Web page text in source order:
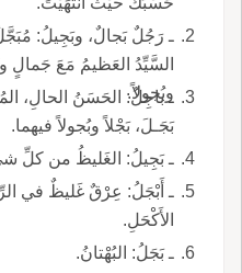
ـ رَجُلٌ بَجالٌ، وبَجِيلُ:
السَّيِّدُ العَظيمُ مَعَ جَمالٍ
وبُجولاً.
ـ باجِلُ: الحَسَنُ الحالِ،
بَجَـلَ، بَجْلاً وبُجولاً فيهما.
ـ بَجِيلُ: الغَليظُ من كلِّ
ـ أَبْجَلُ: عِرْقٌ غَليظٌ في
الأَكْحَلِ.
ـ بَجَلُ: البُهْتانُ.